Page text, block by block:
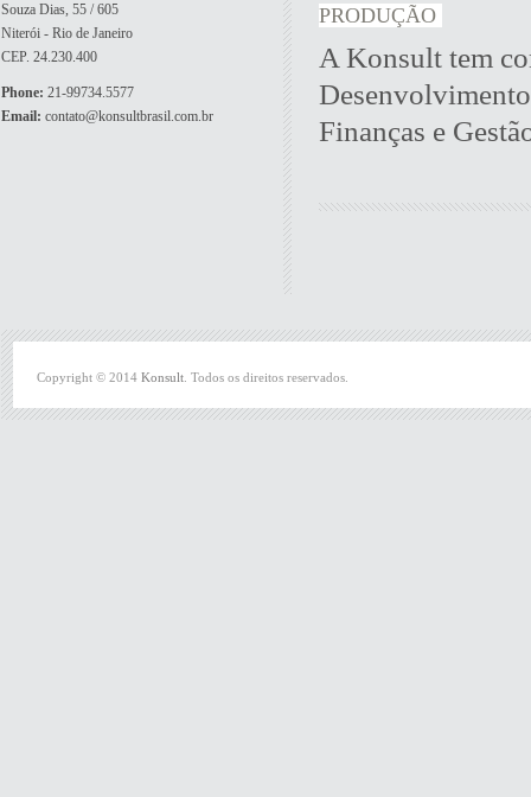
PRODUÇÃO
A Konsult tem
Finanças e
Souza Dias, 55 / 605
Niterói - Rio de Janeiro
CEP. 24.230.400
Phone: 21-99734.5577
Email: contato@konsultbrasil.com.br
Copyright © 2014 Konsult . Todos os direitos reservados.